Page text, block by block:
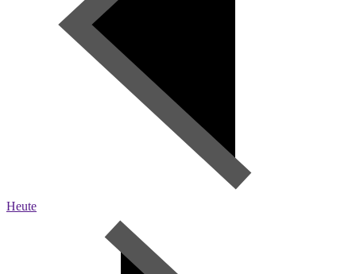
Heute